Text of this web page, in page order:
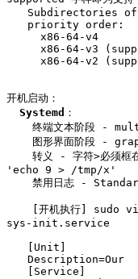
Subdirectories
priority order:
x86-64-v2
开机启动：
Systemd ：
'echo 9 > /tmp/x'
[Unit]
Description=Our
[Service]